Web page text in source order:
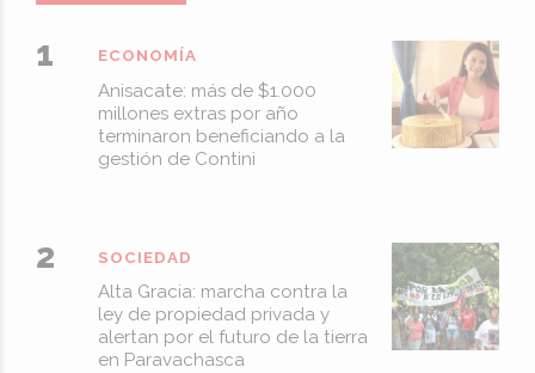
Anisacate: más de $1.000
millones extras por año
terminaron beneficiando a la
gestión de Contini
ECONOMÍA
Alta Gracia: marcha contra la
ley de propiedad privada y
alertan por el futuro de la tierra
en Paravachasca
SOCIEDAD